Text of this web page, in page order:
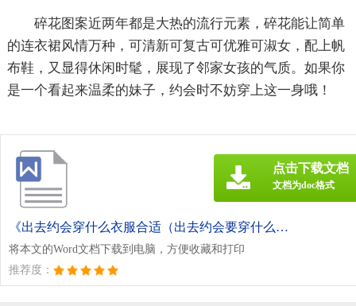
碎花图案近两年都是大热的流行元素，碎花能让简单
的连衣裙风情万种，可清新可复古可优雅可淑女，配上帆
布鞋，又显得休闲时髦，展现了邻家女孩的气质。如果你
是一个看起来温柔的妹子，约会时不妨穿上这一身哦！
《出去约会穿什么衣服合适（出去约会要穿什么衣服）.doc》
将本文的Word文档下载到电脑，方便收藏和打印
推荐度：
点击下载文档
文档为doc格式